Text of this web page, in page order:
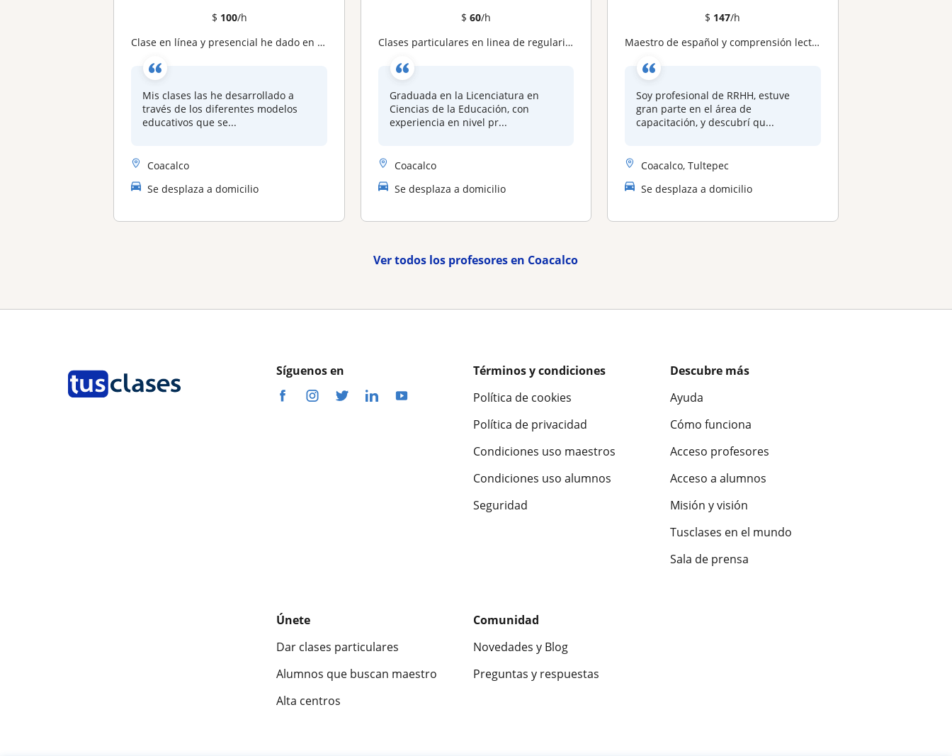
$ 100/h
Clase en línea y presencial he dado en diversos niveles educativos así como otras asignaturas de cuerdo a los niveles impartidos
Mis clases las he desarrollado a
través de los diferentes modelos
educativos que se...
Coacalco
Se desplaza a domicilio
$ 60/h
Clases particulares en linea de regularización del proceso de lectoescritura
Graduada en la Licenciatura en
Ciencias de la Educación, con
experiencia en nivel pr...
Coacalco
Se desplaza a domicilio
$ 147/h
Maestro de español y comprensión lectora y RRHH, a quien dará clases a alumnos tanto en Estado de México y CDMX
Soy profesional de RRHH, estuve
gran parte en el área de
capacitación, y descubrí qu...
Coacalco, Tultepec
Se desplaza a domicilio
Ver todos los profesores en Coacalco
Síguenos en
Términos y condiciones
Política de cookies
Política de privacidad
Condiciones uso maestros
Condiciones uso alumnos
Seguridad
Descubre más
Ayuda
Cómo funciona
Acceso profesores
Acceso a alumnos
Misión y visión
Tusclases en el mundo
Sala de prensa
Únete
Dar clases particulares
Alumnos que buscan maestro
Alta centros
Comunidad
Novedades y Blog
Preguntas y respuestas